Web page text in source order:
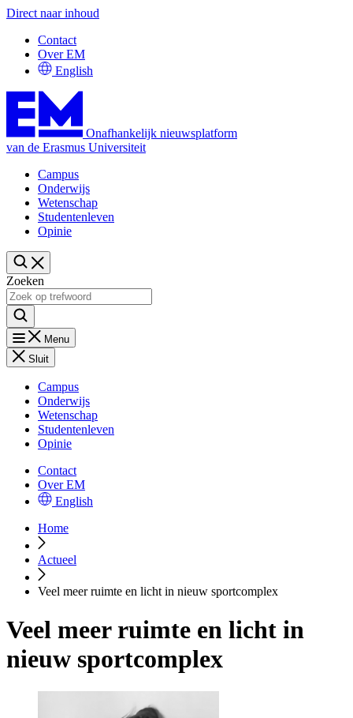
Direct naar inhoud
Contact
Over EM
English
Onafhankelijk nieuwsplatform
van de Erasmus Universiteit
Campus
Onderwijs
Wetenschap
Studentenleven
Opinie
Zoeken
Menu
Sluit
Campus
Onderwijs
Wetenschap
Studentenleven
Opinie
Contact
Over EM
English
Home
Actueel
Veel meer ruimte en licht in nieuw sportcomplex
Veel meer ruimte en licht in
nieuw sportcomplex